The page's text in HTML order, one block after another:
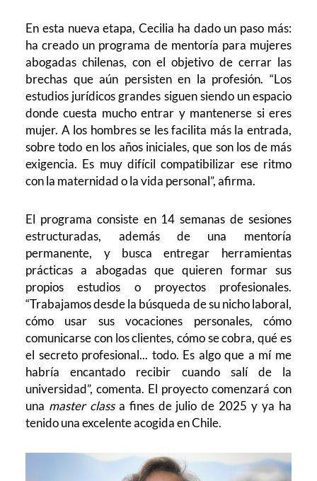
En esta nueva etapa, Cecilia ha dado un paso más:
ha creado un programa de mentoría para mujeres
abogadas chilenas, con el objetivo de cerrar las
brechas que aún persisten en la profesión. “Los
estudios jurídicos grandes siguen siendo un espacio
donde cuesta mucho entrar y mantenerse si eres
mujer. A los hombres se les facilita más la entrada,
sobre todo en los años iniciales, que son los de más
exigencia. Es muy difícil compatibilizar ese ritmo
con la maternidad o la vida personal”, afirma.
El programa consiste en 14 semanas de sesiones
estructuradas, además de una mentoría
permanente, y busca entregar herramientas
prácticas a abogadas que quieren formar sus
propios estudios o proyectos profesionales.
“Trabajamos desde la búsqueda de su nicho laboral,
cómo usar sus vocaciones personales, cómo
comunicarse con los clientes, cómo se cobra, qué es
el secreto profesional... todo. Es algo que a mí me
habría encantado recibir cuando salí de la
universidad”, comenta. El proyecto comenzará con
una master classa fines de julio de 2025 y ya ha
tenido una excelente acogida en Chile.